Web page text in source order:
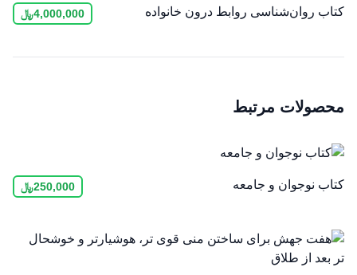
کتاب روان‌شناسی روابط درون خانواده 4,000,000﷼
محصولات مرتبط
کتاب نوجوان و جامعه 250,000﷼